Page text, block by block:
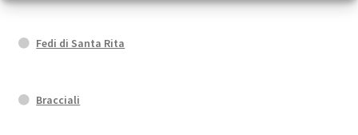
Fedi di Santa Rita
Bracciali